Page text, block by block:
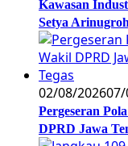
Kawasan
Setya
02/08/2026
Pergeseran
DPRD Jawa